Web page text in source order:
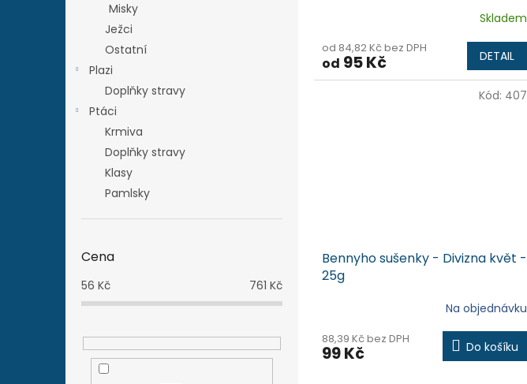
Misky
Ježci
Ostatní
Plazi
Doplňky stravy
Ptáci
Krmiva
Doplňky stravy
Klasy
Pamlsky
Cena
56 Kč 761 Kč
Skladem
od 84,82 Kč bez DPH
od 95 Kč DETAIL
Bennyho sušenky - Divizna květ -
25g
Na objednávku
88,39 Kč bez DPH
99 Kč Do košíku
Kód: 407